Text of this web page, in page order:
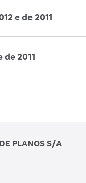
e de 2011
2011
PLANOS S/A